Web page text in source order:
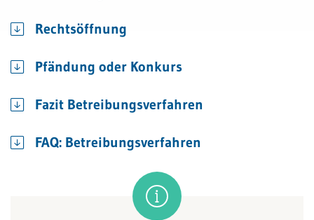
Rechtsöffnung
Pfändung oder Konkurs
Fazit Betreibungsverfahren
FAQ: Betreibungsverfahren